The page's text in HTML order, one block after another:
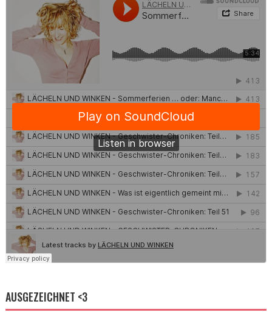
AUSGEZEICHNET <3